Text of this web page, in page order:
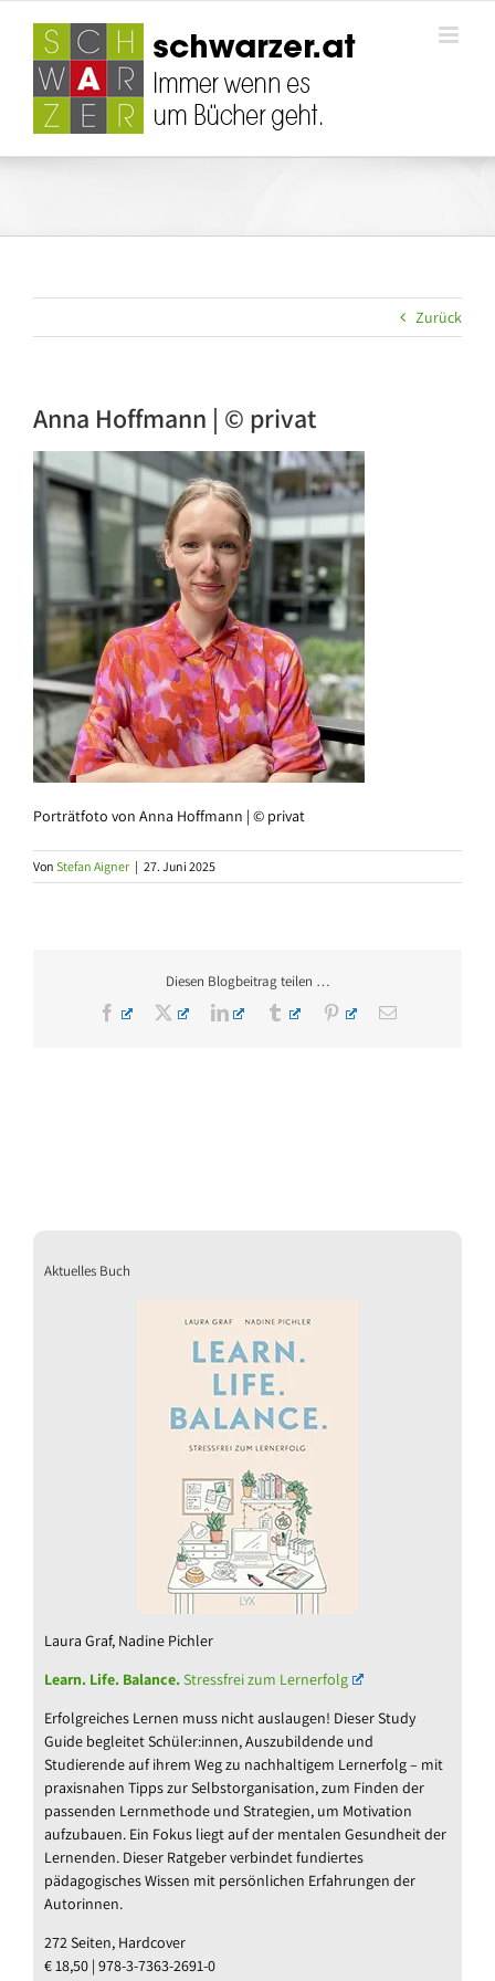
springen
Zurück
Anna Hoffmann | © privat
Porträtfoto von Anna Hoffmann | © privat
Von Stefan Aigner | 27. Juni 2025
Diesen Blogbeitrag teilen …
Facebook
X LinkedInTumblr PinterestE-
Aktuelles Buch
Laura Graf, Nadine Pichler
Learn. Life. Balance.Stressfrei zum Lernerfolg
Erfolgreiches Lernen muss nicht auslaugen! Dieser Study
Guide begleitet Schüler:innen, Auszubildende und
Studierende auf ihrem Weg zu nachhaltigem Lernerfolg – mit
praxisnahen Tipps zur Selbstorganisation, zum Finden der
passenden Lernmethode und Strategien, um Motivation
aufzubauen. Ein Fokus liegt auf der mentalen Gesundheit der
Lernenden. Dieser Ratgeber verbindet fundiertes
pädagogisches Wissen mit persönlichen Erfahrungen der
Autorinnen.
272 Seiten, Hardcover
€ 18,50 | 978-3-7363-2691-0